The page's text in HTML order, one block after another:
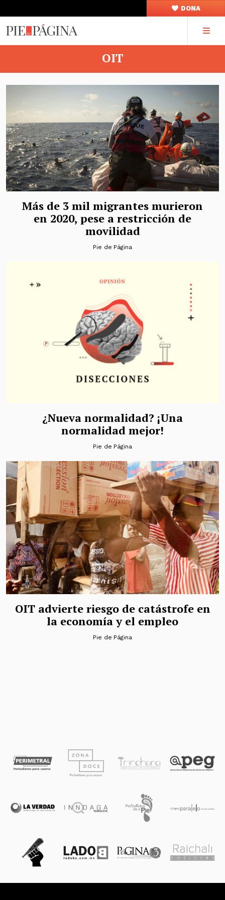
DONA
OIT
Más de 3 mil migrantes murieron
en 2020, pese a restricción de
movilidad
Pie de Página
¿Nueva normalidad? ¡Una
normalidad mejor!
Pie de Página
OIT advierte riesgo de catástrofe en
la economía y el empleo
Pie de Página